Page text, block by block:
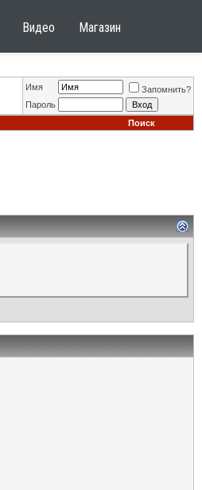
Видео Магазин
Имя
Запомнить?
Пароль
Поиск